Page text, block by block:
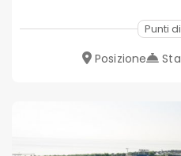
Punti
Posizione